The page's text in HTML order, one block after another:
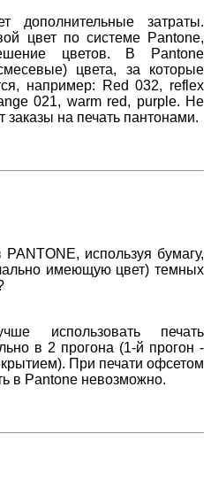
дополнительные затраты.
цвет по системе Pantone,
цветов. В Pantone
цвета, за которые
например: Red 032, reflex
021, warm red, purple. Не
на печать пантонами.
используя бумагу,
имеющую цвет) темных
использовать печать
в 2 прогона (1-й прогон -
При печати офсетом
в Pantone невозможно.